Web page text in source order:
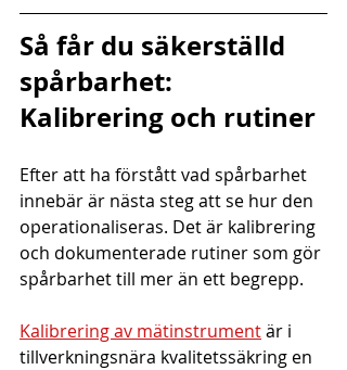
Så får du säkerställd
spårbarhet:
Kalibrering och rutiner
Efter att ha förstått vad spårbarhet
innebär är nästa steg att se hur den
operationaliseras. Det är kalibrering
och dokumenterade rutiner som gör
spårbarhet till mer än ett begrepp.
Kalibrering av mätinstrument är i
tillverkningsnära kvalitetssäkring en